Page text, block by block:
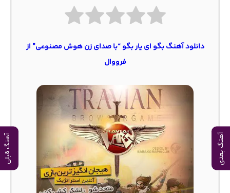
آهنگ بعدی آهنگ قبلی
دانلود آهنگ بگو ای یار بگو “با صدای زن هوش مصنوعی” از
فرووال